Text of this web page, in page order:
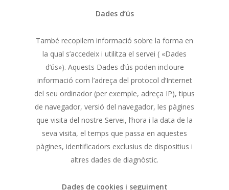
Dades d’ús
També recopilem informació sobre la forma en
la qual s’accedeix i utilitza el servei ( «Dades
d’ús»). Aquests Dades d’ús poden incloure
informació com l’adreça del protocol d’Internet
del seu ordinador (per exemple, adreça IP), tipus
de navegador, versió del navegador, les pàgines
que visita del nostre Servei, l’hora i la data de la
seva visita, el temps que passa en aquestes
pàgines, identificadors exclusius de dispositius i
altres dades de diagnòstic.
Dades de cookies i seguiment